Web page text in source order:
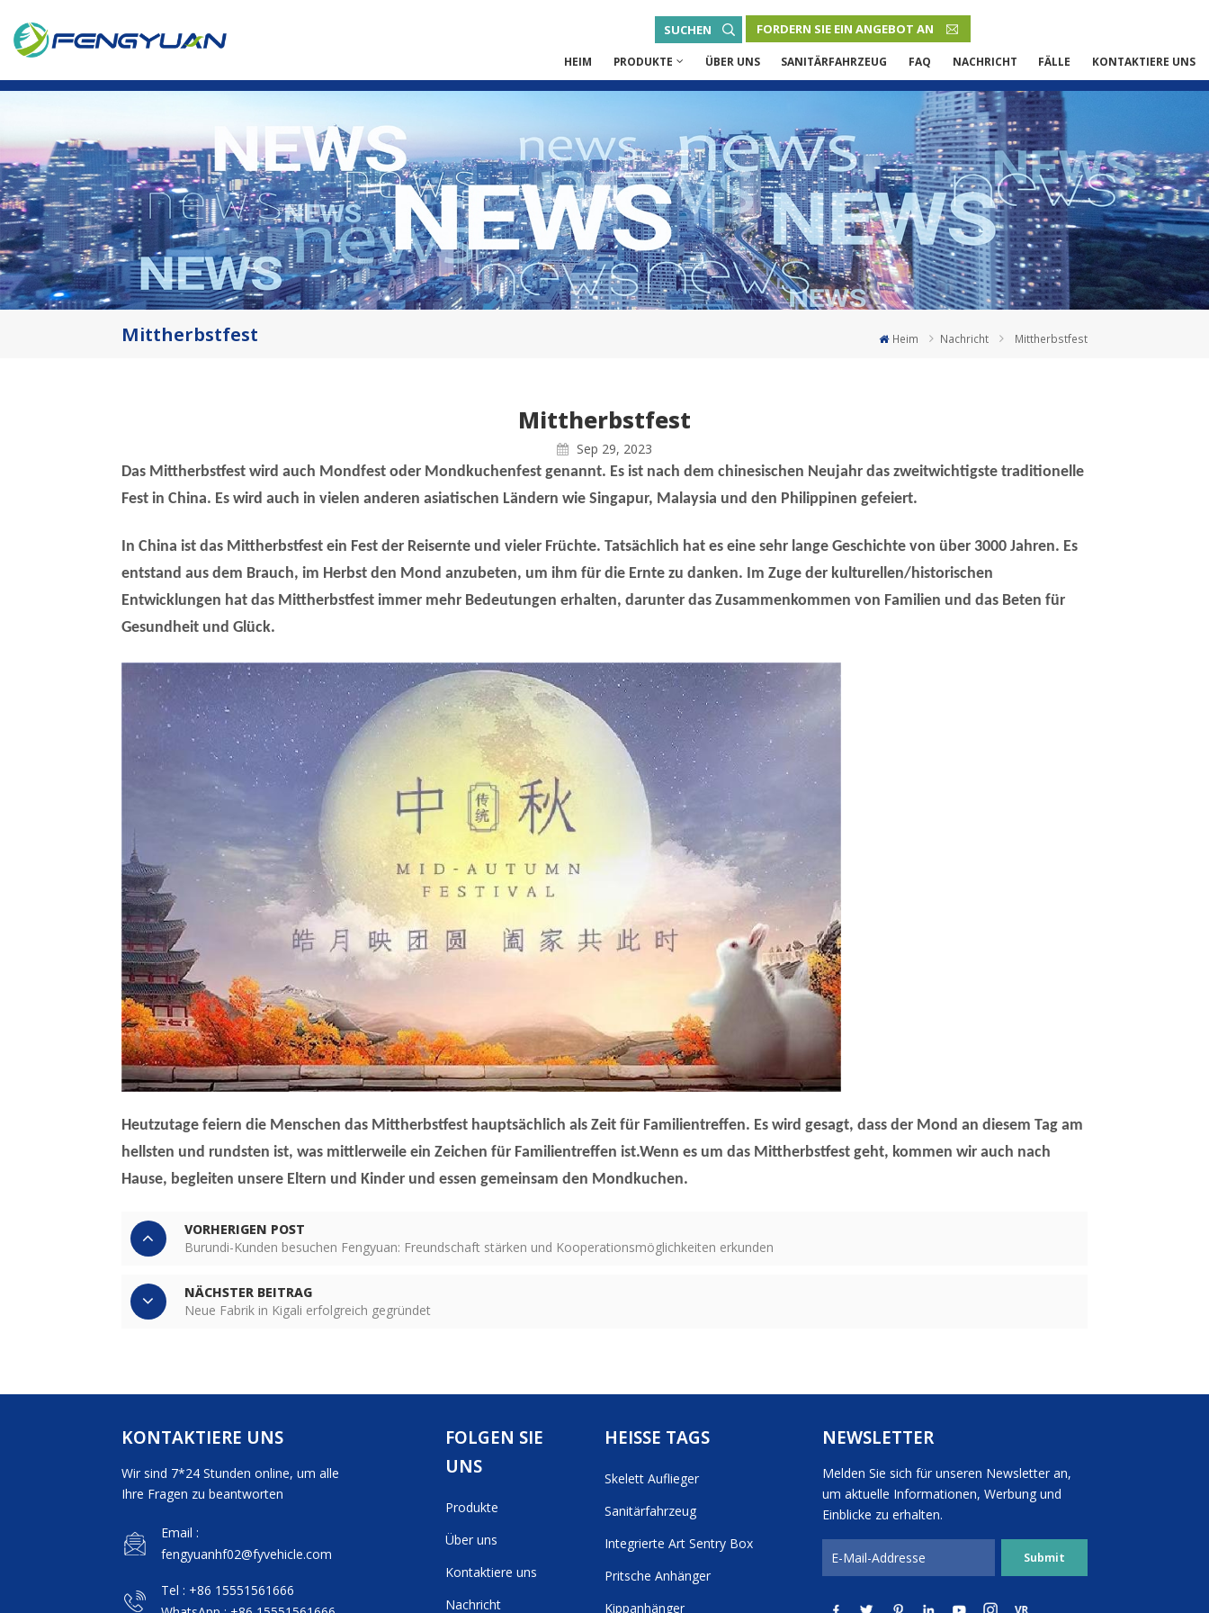
SUCHEN FORDERN SIE EIN ANGEBOT AN
French
Русский язык
Español
Português
Malay
Türkçe
HEIM PRODUKTE ÜBER UNS SANITÄRFAHRZEUG FAQ NACHRICHT FÄLLE KONTAKTIERE UNS
Mittherbstfest Heim Nachricht Mittherbstfest
Mittherbstfest
Sep 29, 2023
Das Mittherbstfest wird auch Mondfest oder Mondkuchenfest genannt. Es ist nach dem chinesischen Neujahr das zweitwichtigste traditionelle
Fest in China. Es wird auch in vielen anderen asiatischen Ländern wie Singapur, Malaysia und den Philippinen gefeiert.
In China ist das Mittherbstfest ein Fest der Reisernte und vieler Früchte. Tatsächlich hat es eine sehr lange Geschichte von über 3000 Jahren. Es
entstand aus dem Brauch, im Herbst den Mond anzubeten, um ihm für die Ernte zu danken. Im Zuge der kulturellen/historischen
Entwicklungen hat das Mittherbstfest immer mehr Bedeutungen erhalten, darunter das Zusammenkommen von Familien und das Beten für
Gesundheit und Glück.
Heutzutage feiern die Menschen das Mittherbstfest hauptsächlich als Zeit für Familientreffen. Es wird gesagt, dass der Mond an diesem Tag am
hellsten und rundsten ist, was mittlerweile ein Zeichen für Familientreffen ist.Wenn es um das Mittherbstfest geht, kommen wir auch nach
Hause, begleiten unsere Eltern und Kinder und essen gemeinsam den Mondkuchen.
VORHERIGEN POST
Burundi-Kunden besuchen Fengyuan: Freundschaft stärken und Kooperationsmöglichkeiten erkunden
NÄCHSTER BEITRAG
Neue Fabrik in Kigali erfolgreich gegründet
KONTAKTIERE UNS
Wir sind 7*24 Stunden online, um alle
Ihre Fragen zu beantworten
Email :
fengyuanhf02@fyvehicle.com
Tel : +86 15551561666
FOLGEN SIE
UNS
Produkte
Über uns
Kontaktiere uns
Nachricht
HEISSE TAGS
Skelett Auflieger
Sanitärfahrzeug
Integrierte Art Sentry Box
Pritsche Anhänger
Kippanhänger
NEWSLETTER
Melden Sie sich für unseren Newsletter an,
um aktuelle Informationen, Werbung und
Einblicke zu erhalten.